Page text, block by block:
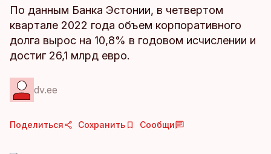
По данным Банка Эстонии, в четвертом
квартале 2022 года объем корпоративного
долга вырос на 10,8% в годовом исчислении и
достиг 26,1 млрд евро.
dv.ee
Поделиться Сохранить Сообщи